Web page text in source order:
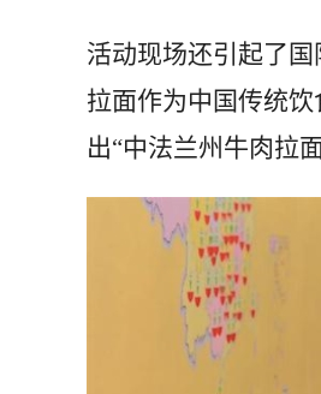
活动现场还引起了
拉面作为中国传统
出“中法兰州牛肉拉